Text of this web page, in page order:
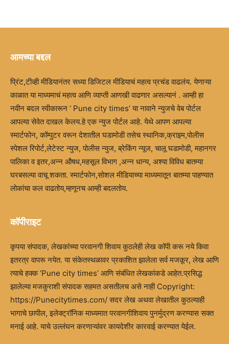
आमच्या बद्दल
प्रिंट,टीव्ही मीडियानंतर सध्या डिजिटल मीडियाचं महत्व प्रचंड वाढलंय. येणाऱ्या
काळात या माध्यमाचं महत्व आणि व्याप्ती आणखी वाढणार असल्यानं . आम्ही हा
नवीन बदल स्वीकारून ‘ Pune city times’ या नावाने न्युजचे वेब पोर्टल
आपल्या सेवेत दाखल केलय.हे एक न्युज पोर्टल आहे. येथे आपण आपल्या
स्मार्टफोन, कॉम्पुटर वरून देशातील घडामोडी तसेच स्थानिक,क्राइम,पोलीस
स्पेशल रिपोर्ट,लेटेस्ट न्युज, पोलीस न्युज, ब्रेकिंग न्यूज, चालू घडामोडी, महानगर
पालिका व इतर,अन्न औषध,महसूल विभाग ,अन्न धान्य, अश्या विविध बातम्या
घरबसल्या वाचू शकता. स्मार्टफोन,सोशल मीडियाच्या माध्यमातून बातम्या पाहण्यात
लोकांचा कल वाढतोय,म्हणूनच आम्ही बदलतोय.
कॉपीराइट
कृपया संपादक, लेखकांच्या परवानगी शिवाय कुठलेही लेख कॉपी करू नये किवा
इतरत्र वापरू नयेत. या संकेतस्थळावर प्रकाशित झालेला सर्व मजकूर, लेख आणि
त्याचे हक्क ‘Pune city times’ आणि संबंधित लेखकांकडे आहेत.प्रसिद्ध
झालेल्या मजकुराशी संपादक सहमत असतीलच असे नाही Copyright:
https://Punecitytimes.com/ सदर लेख अथवा लेखातील कुठल्याही
भागाचे छापील, इलेक्ट्रॉनिक माध्यमात परवानगीशिवाय पुनर्मुद्रण करण्यास सक्त
मनाई आहे. याचे उल्लंघन करणाऱ्यांवर कायदेशीर कारवाई करण्यात येईल.